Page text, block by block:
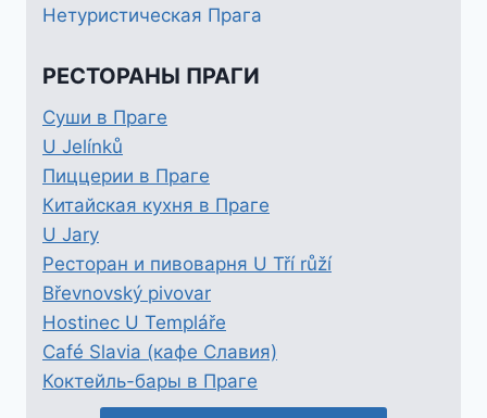
Нетуристическая Прага
РЕСТОРАНЫ ПРАГИ
Суши в Праге
U Jelínků
Пиццерии в Праге
Китайская кухня в Праге
U Jary
Ресторан и пивоварня U Tří růží
Břevnovský pivovar
Hostinec U Templáře
Café Slavia (кафе Славия)
Коктейль-бары в Праге